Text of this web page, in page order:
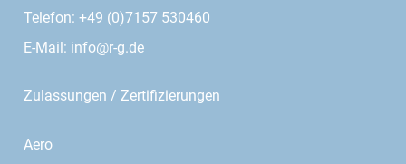
Telefon: +49 (0)7157 530460
E-Mail: info@r-g.de
Zulassungen / Zertifizierungen
Aero